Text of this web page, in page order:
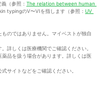
（参照： The relation between human
typingのV〜VIを指します（参照： UV
のではありません。マイベストが独自
詳しくは医療機関でご確認ください。
品を扱う場合があります。詳しくは医
サイトなどをご確認ください。